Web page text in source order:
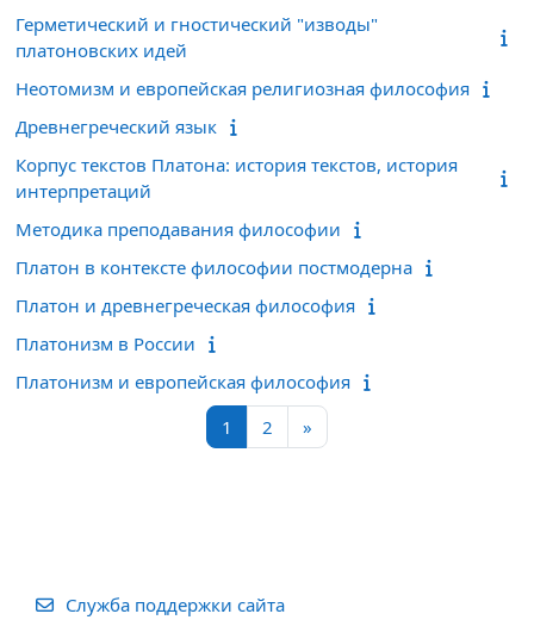
Герметический и гностический "изводы"
платоновских идей
Неотомизм и европейская религиозная философия
Древнегреческий язык
Корпус текстов Платона: история текстов, история
интерпретаций
Методика преподавания философии
Платон в контексте философии постмодерна
Платон и древнегреческая философия
Платонизм в России
Платонизм и европейская философия
1 Страница 1
2 Страница 2
»
Служба поддержки сайта